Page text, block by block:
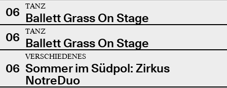
06
TANZ
Ballett Grass On Stage
06
TANZ
Ballett Grass On Stage
06
VERSCHIEDENES
Sommer im Südpol: Zirkus
NotreDuo